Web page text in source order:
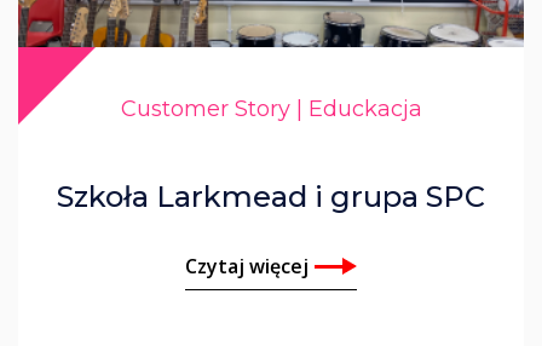
Customer Story | Educkacja
Szkoła Larkmead i grupa SPC
Czytaj więcej